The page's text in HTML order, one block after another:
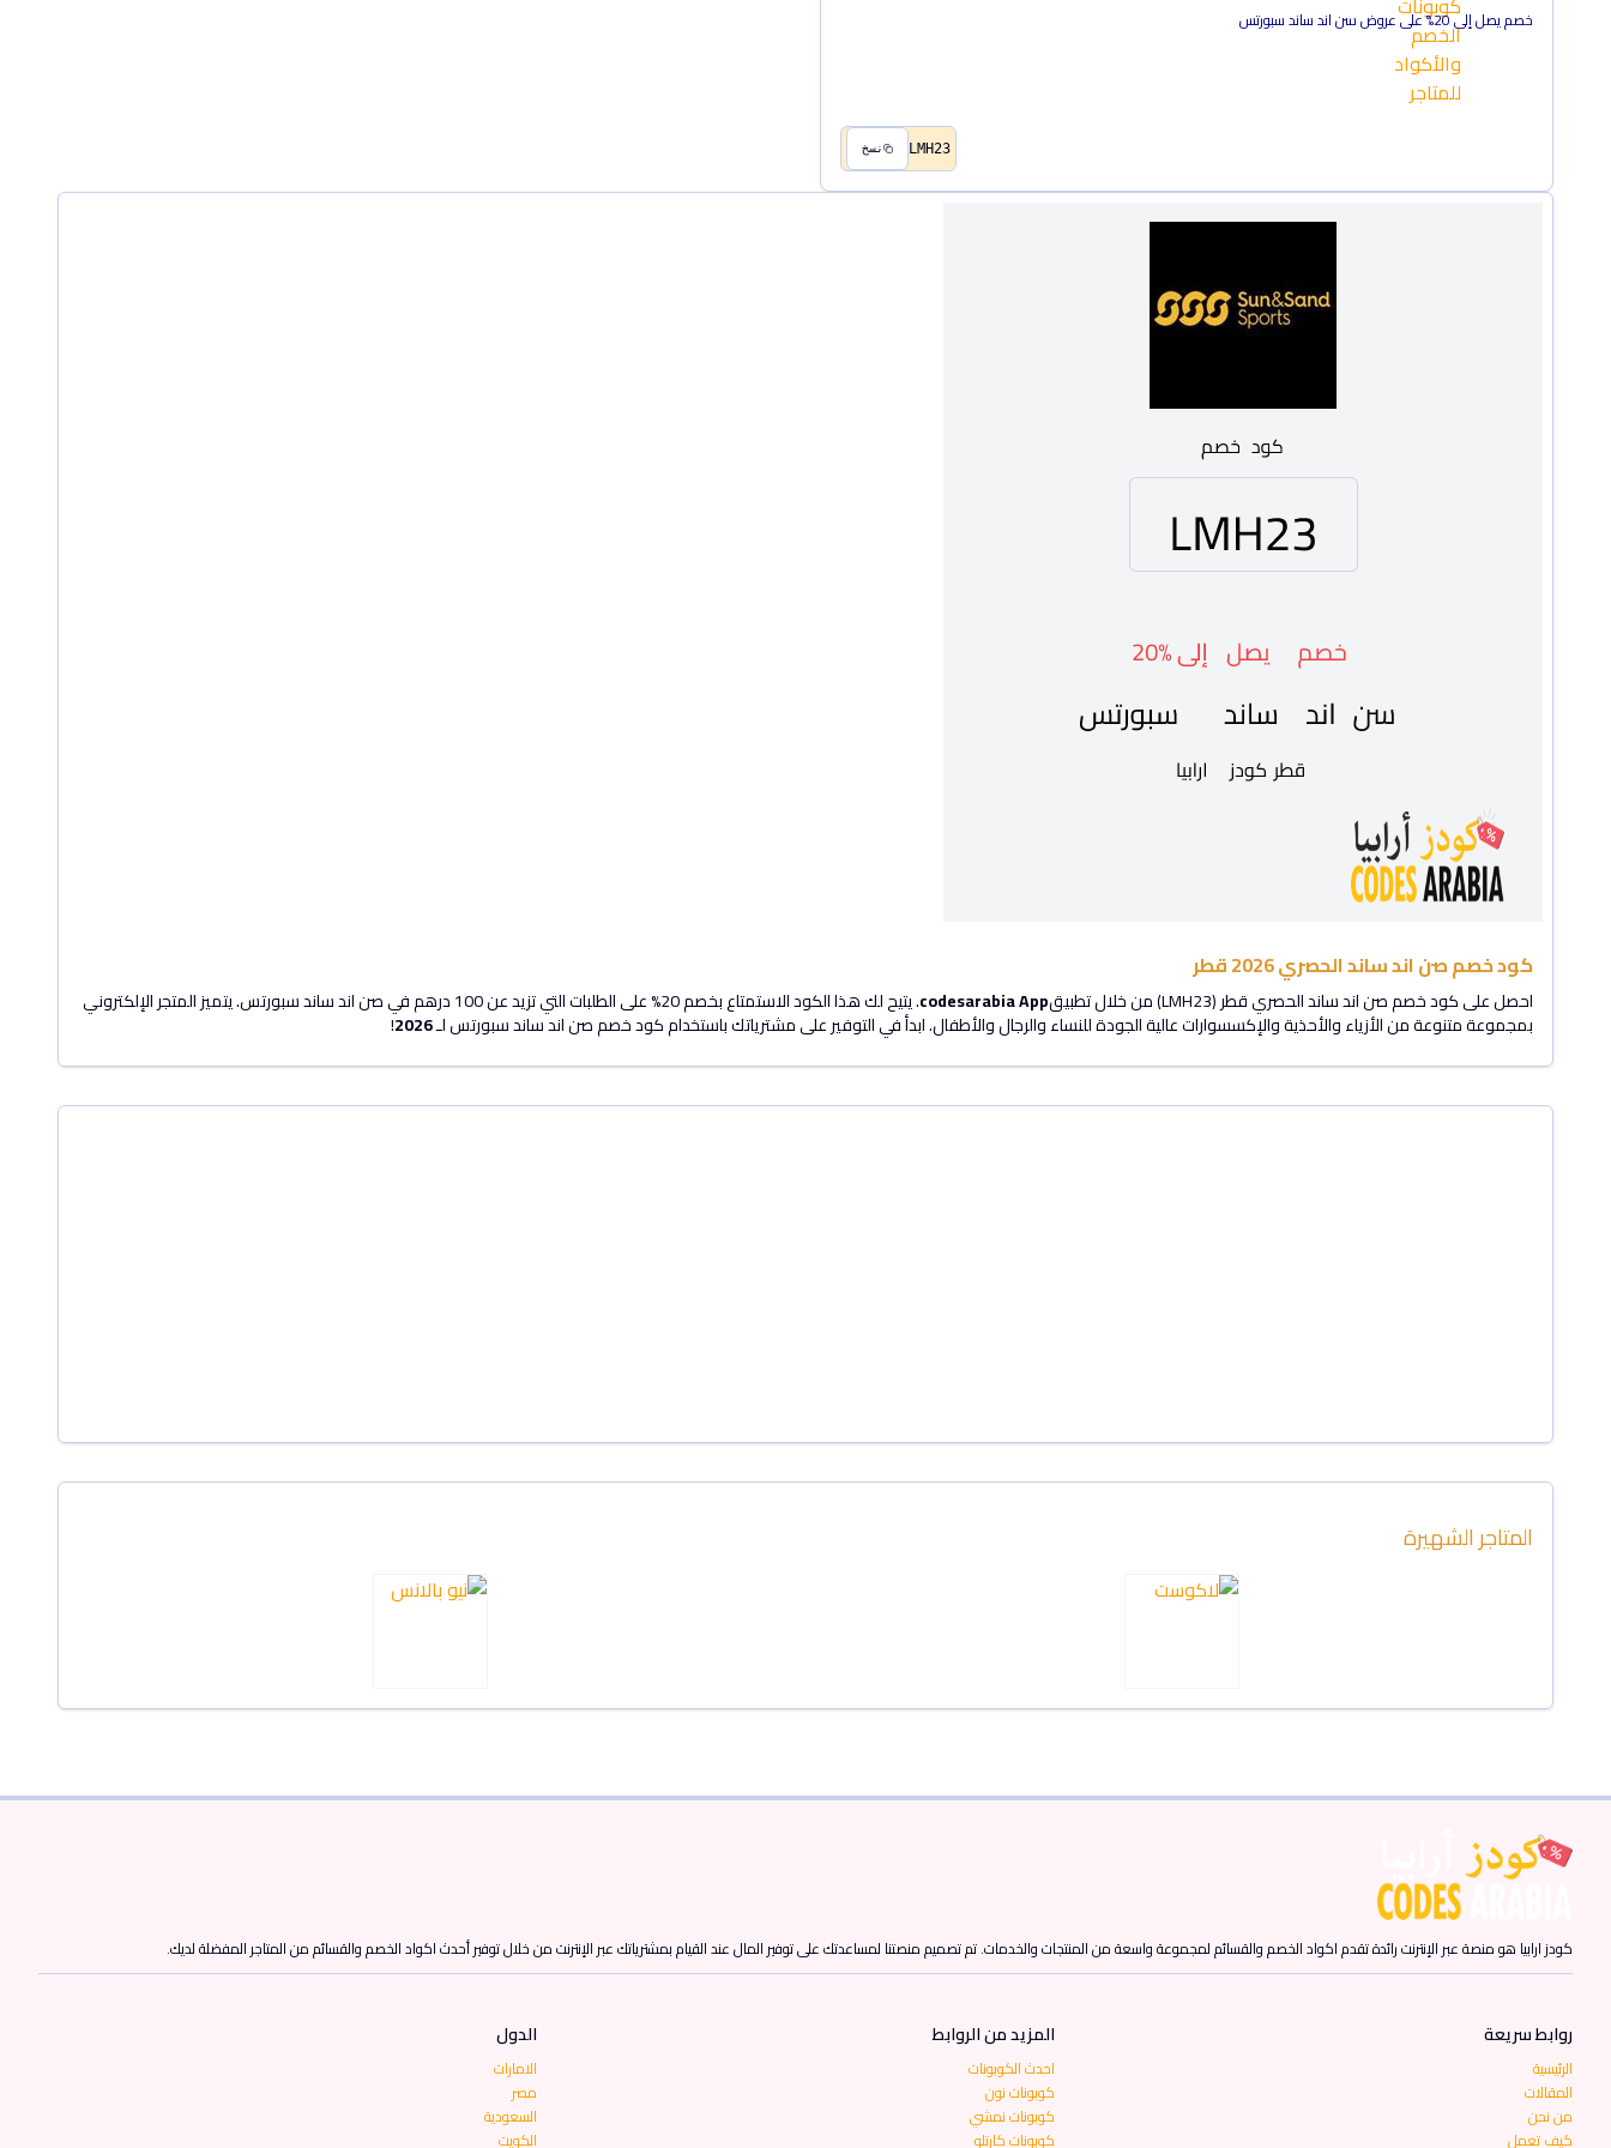
خصم يصل إلى 20% على عروض سن اند ساند سبورتس
LMH23 نسخ
كود خصم صن اند ساند الحصري 2026 قطر
احصل على كود خصم صن اند ساند الحصري قطر (LMH23) من خلال تطبيق codesarabia App . يتيح لك هذا الكود الاستمتاع بخصم 20% على الطلبات التي تزيد عن 100 درهم في صن اند ساند سبورتس. يتميز المتجر الإلكتروني
بمجموعة متنوعة من الأزياء والأحذية والإكسسوارات عالية الجودة للنساء والرجال والأطفال. ابدأ في التوفير على مشترياتك باستخدام كود خصم صن اند ساند سبورتس لـ2026
!
المتاجر الشهيرة
كودز ارابيا هو منصة عبر الإنترنت رائدة تقدم اكواد الخصم والقسائم لمجموعة واسعة من المنتجات والخدمات. تم تصميم منصتنا لمساعدتك على توفير المال عند القيام بمشترياتك عبر الإنترنت من خلال توفير أحدث اكواد الخصم والقسائم من المتاجر المفضلة لديك.
روابط سريعة
الرئيسية
المقالات
من نحن
كيف تعمل
المزيد من الروابط
احدث الكوبونات
كوبونات نون
كوبونات نمشي
كوبونات كارتلو
الدول
الامارات
مصر
السعودية
الكويت